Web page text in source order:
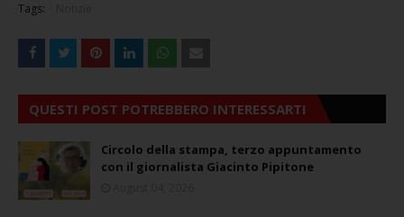
Tags:
QUESTI POST POTREBBERO INTERESSARTI
Circolo della stampa, terzo appuntamento
con il giornalista Giacinto Pipitone